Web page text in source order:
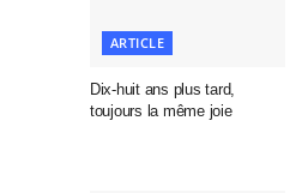
ARTICLE
Dix-huit ans plus tard,
toujours la même joie